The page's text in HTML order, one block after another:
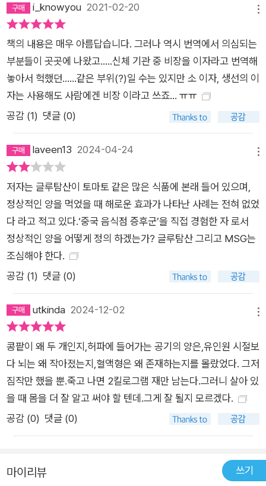
i_knowyou 2021-02-20
책의 내용은 매우 아름답습니다. 그러나 역시 번역에서 의심되는
부분들이 곳곳에 나왔고.....신체 기관 중 비장을 이자라고 번역해
놓아서 헉했던......같은 부위(?)일 수는 있지만 소 이자, 생선의 이
자는 사용해도 사람에겐 비장 이라고 쓰죠... ㅠㅠ
공감 (1) 댓글 (0)
laveen13 2024-04-24
저자는 글루탐산이 토마토 같은 많은 식품에 본래 들어 있으며,
정상적인 양을 먹었을 때 해로운 효과가 나타난 사례는 전혀 없었
다 라고 적고 있다.‘중국 음식점 증후군’을 직접 경험한 자 로서
정상적인 양을 어떻게 정의 하겠는가? 글루탐산 그리고 MSG는
조심해야 한다.
공감 (1) 댓글 (0)
utkinda 2024-12-02
콩팥이 왜 두 개인지,허파에 들어가는 공기의 양은,유인원 시절보
다 뇌는 왜 작아졌는지,혈액형은 왜 존재하는지를 몰랐었다. 그저
짐작만 했을 뿐.죽고 나면 2킬로그램 재만 남는다.그러니 살아 있
을 때 몸을 더 잘 알고 써야 할 텐데.그게 잘 될지 모르겠다.
공감 (0) 댓글 (0)
마이리뷰 쓰기